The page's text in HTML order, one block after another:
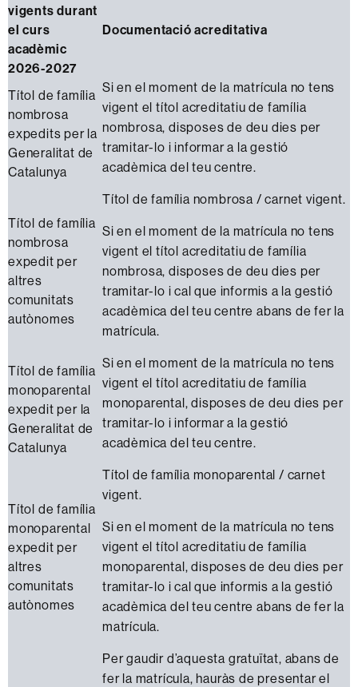
vigents durant
el curs
acadèmic
2026-2027
Documentació acreditativa
Títol de família
nombrosa
expedits per la
Generalitat de
Catalunya
Si en el moment de la matrícula no tens
vigent el títol acreditatiu de família
nombrosa, disposes de deu dies per
tramitar-lo i informar a la gestió
acadèmica del teu centre.
Títol de família
nombrosa
expedit per
altres
comunitats
autònomes
Títol de família nombrosa / carnet vigent.
Si en el moment de la matrícula no tens
vigent el títol acreditatiu de família
nombrosa, disposes de deu dies per
tramitar-lo i cal que informis a la gestió
acadèmica del teu centre abans de fer la
matrícula.
Títol de família
monoparental
expedit per la
Generalitat de
Catalunya
Si en el moment de la matrícula no tens
vigent el títol acreditatiu de família
monoparental, disposes de deu dies per
tramitar-lo i informar a la gestió
acadèmica del teu centre.
Títol de família
monoparental
expedit per
altres
comunitats
autònomes
Títol de família monoparental / carnet
vigent.
Si en el moment de la matrícula no tens
vigent el títol acreditatiu de família
monoparental, disposes de deu dies per
tramitar-lo i cal que informis a la gestió
acadèmica del teu centre abans de fer la
matrícula.
Per gaudir d’aquesta gratuïtat, abans de
fer la matrícula, hauràs de presentar el